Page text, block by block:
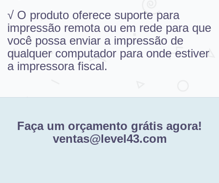
√ O produto oferece suporte para
impressão remota ou em rede para que
você possa enviar a impressão de
qualquer computador para onde estiver
a impressora fiscal.
Faça um orçamento grátis agora!
ventas@level43.com